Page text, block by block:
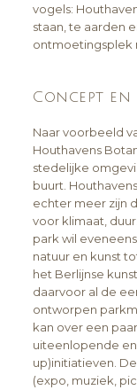
vogels:
staan, te aarden
ontmoetingsplek
Concept
Naar voorbeeld
Houthavens
stedelijke
buurt.
echter meer zijn
voor klimaat,
park wil
natuur en kunst
het Berlijnse
daarvoor al de
ontworpen
kan over een
uiteenlopende
up)initiatieven.
(expo, muziek,